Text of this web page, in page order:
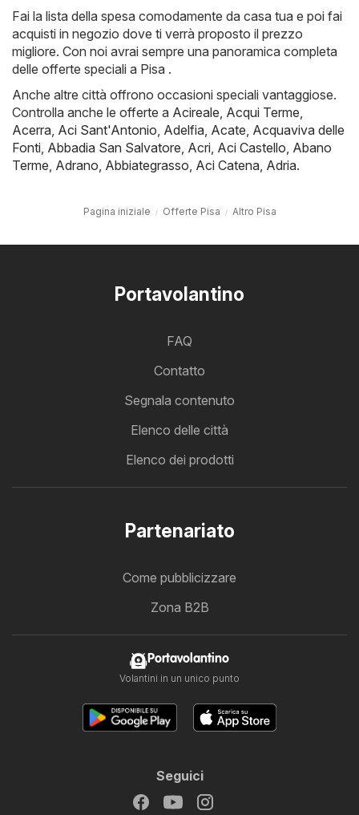
Fai la lista della spesa comodamente da casa tua e poi fai
acquisti in negozio dove ti verrà proposto il prezzo
migliore. Con noi avrai sempre una panoramica completa
delle offerte speciali a Pisa .
Anche altre città offrono occasioni speciali vantaggiose.
Controlla anche le offerte a Acireale, Acqui Terme,
Acerra, Aci Sant'Antonio, Adelfia, Acate, Acquaviva delle
Fonti, Abbadia San Salvatore, Acri, Aci Castello, Abano
Terme, Adrano, Abbiategrasso, Aci Catena, Adria.
Pagina iniziale Offerte Pisa Altro Pisa
Portavolantino
FAQ
Contatto
Segnala contenuto
Elenco delle città
Elenco dei prodotti
Partenariato
Come pubblicizzare
Zona B2B
Portavolantino
Volantini in un unico punto
Seguici